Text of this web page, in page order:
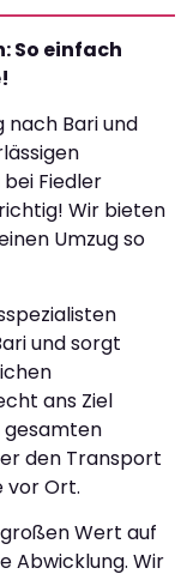
So einfach
nach Bari und
Fiedler
Wir bieten
Umzug so
und sorgt
ans Ziel
gesamten
den Transport
vor Ort.
Wert auf
Abwicklung. Wir